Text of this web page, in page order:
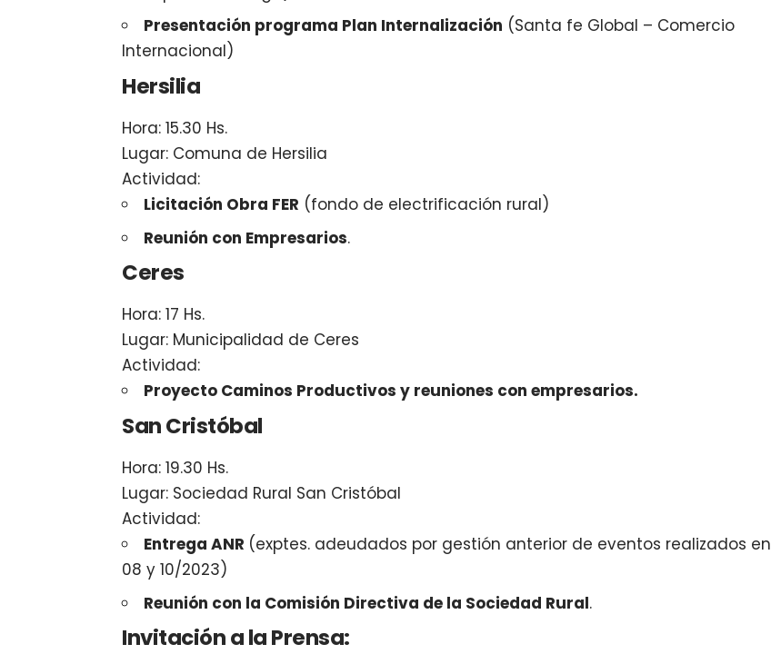
Presentación programa Plan Internalización (Santa fe Global – Comercio
Internacional)
Hersilia
Hora: 15.30 Hs.
Lugar: Comuna de Hersilia
Actividad:
Licitación Obra FER (fondo de electrificación rural)
Reunión con Empresarios.
Ceres
Hora: 17 Hs.
Lugar: Municipalidad de Ceres
Actividad:
Proyecto Caminos Productivos y reuniones con empresarios.
San Cristóbal
Hora: 19.30 Hs.
Lugar: Sociedad Rural San Cristóbal
Actividad:
Entrega ANR (exptes. adeudados por gestión anterior de eventos realizados en
08 y 10/2023)
Reunión con la Comisión Directiva de la Sociedad Rural.
Invitación a la Prensa: